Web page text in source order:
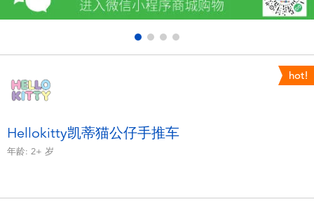
户外及运动产品
模仿，化妆及造型系列
毛绒公仔玩具
hot!
Hellokitty凯蒂猫公仔手推车
年龄: 2+ 岁